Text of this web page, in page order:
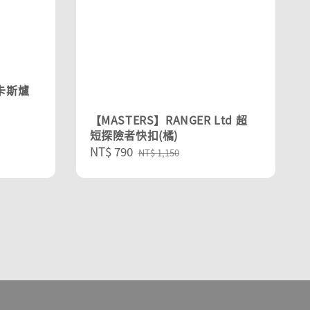
斯爐
【MASTERS】RANGER Ltd 超
短探險者快扣(橘)
Sale
NT$ 790 Regular
NT$ 1,150